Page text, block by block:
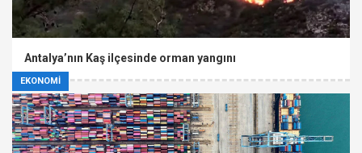
EKONOMİ
Antalya’nın Kaş ilçesinde orman yangını